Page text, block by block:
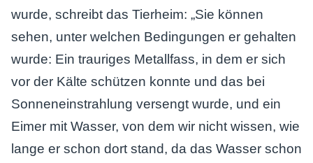
wurde, schreibt das Tierheim: „Sie können
sehen, unter welchen Bedingungen er gehalten
wurde: Ein trauriges Metallfass, in dem er sich
vor der Kälte schützen konnte und das bei
Sonneneinstrahlung versengt wurde, und ein
Eimer mit Wasser, von dem wir nicht wissen, wie
lange er schon dort stand, da das Wasser schon